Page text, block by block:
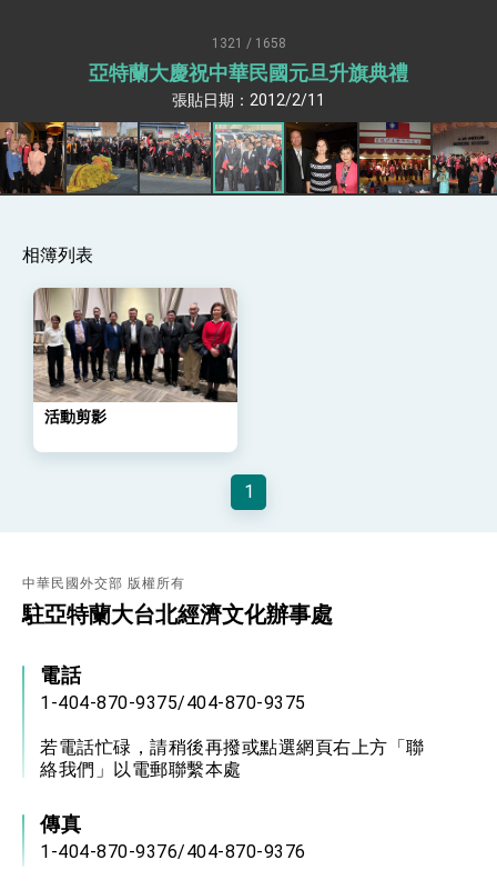
訪問團
外交部長林佳龍接見美國智庫「德國馬歇爾基金
會」訪問團一行，深化跨大西洋戰略夥伴關係
臺美經貿談判獲階段性成果 卓揆期勉爭取時間完
成「臺美對等貿易協定」簽署
卓揆：臺美關稅談判階段性結果有助臺灣取得有
策略小組」跨部會會議
民調顯示多數國人滿意政府外交表現，高度支持
「總合外交」與台歐美日關係深化
總統以「韌性之島，希望之光」為題發表2026新
年談話
總統發表執政周年談話 盼面對未來挑戰 堅持
總統重要談話
事處」，進一步深化台美交流合作
1321 / 1658
亞特蘭大慶祝中華民國元旦升旗典禮
張貼日期：2012/2/11
相簿列表
活動剪影
1
中華民國外交部 版權所有
駐亞特蘭大台北經濟文化辦事處
電話
1-404-870-9375/404-870-9375
若電話忙碌，請稍後再撥或點選網頁右上方「聯
絡我們」以電郵聯繫本處
傳真
1-404-870-9376/404-870-9376